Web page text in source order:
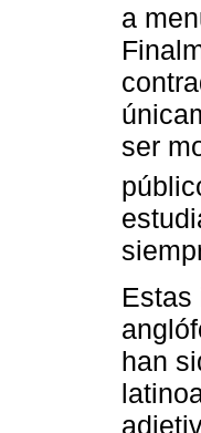
a
ser
Estas
han